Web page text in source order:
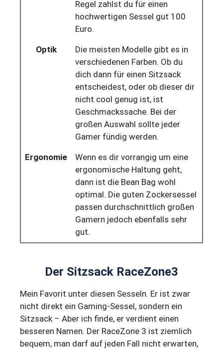
Regel zahlst du für einen
hochwertigen Sessel gut 100
Euro.
Optik
Die meisten Modelle gibt es in
verschiedenen Farben. Ob du
dich dann für einen Sitzsack
entscheidest, oder ob dieser dir
nicht cool genug ist, ist
Geschmackssache. Bei der
großen Auswahl sollte jeder
Gamer fündig werden.
Ergonomie
Wenn es dir vorrangig um eine
ergonomische Haltung geht,
dann ist die Bean Bag wohl
optimal. Die guten Zockersessel
passen durchschnittlich großen
Gamern jedoch ebenfalls sehr
gut.
Der Sitzsack RaceZone3
Mein Favorit unter diesen Sesseln. Er ist zwar
nicht direkt ein Gaming-Sessel, sondern ein
Sitzsack – Aber ich finde, er verdient einen
besseren Namen. Der RaceZone 3 ist ziemlich
bequem, man darf auf jeden Fall nicht erwarten,